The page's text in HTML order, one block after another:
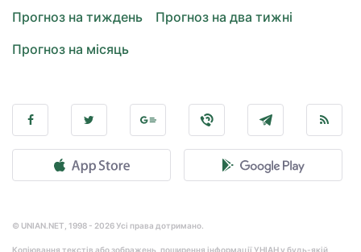
Прогноз на тиждень
Прогноз на два тижні
Прогноз на місяць
© UNIAN.NET, 1998 - 2026 Усі права дотримано.
Копіювання текстів або зображень, поширення інформації УНІАН у будь-якій